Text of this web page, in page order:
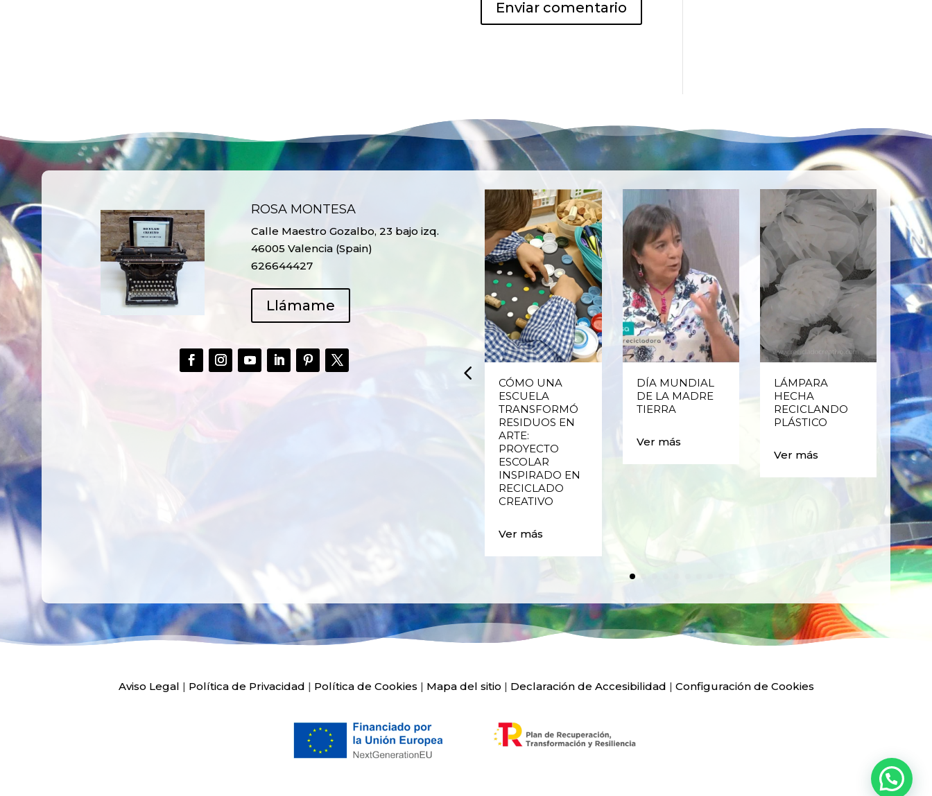
ROSA MONTESA
Calle Maestro Gozalbo, 23 bajo izq.
46005 Valencia (Spain)
626644427
Llámame
RECICLADO EN
CÓMO UNA
ESCUELA
TRANSFORMÓ
RESIDUOS EN
ARTE:
PROYECTO
ESCOLAR
INSPIRADO EN
RECICLADO
CREATIVO
Ver más
DÍA MUNDIAL
DE LA MADRE
TIERRA
Ver más
LÁMPARA
HECHA
RECICLANDO
PLÁSTICO
Ver más
Aviso Legal | Política de Privacidad | Política de Cookies | Mapa del sitio | Declaración de Accesibilidad | Configuración de Cookies